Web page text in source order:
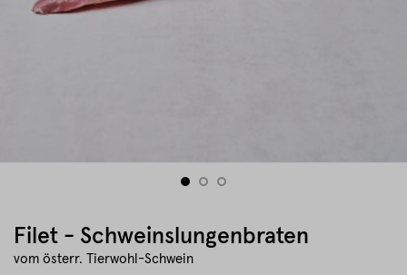
Filet - Schweinslungenbraten
vom österr. Tierwohl-Schwein